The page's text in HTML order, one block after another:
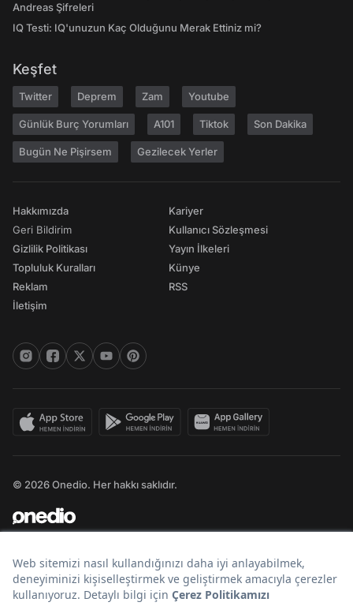
Andreas Şifreleri
IQ Testi: IQ'unuzun Kaç Olduğunu Merak Ettiniz mi?
Keşfet
Twitter Deprem Zam Youtube
Günlük Burç Yorumları A101 Tiktok Son Dakika
Bugün Ne Pişirsem Gezilecek Yerler
Hakkımızda
Geri Bildirim
Gizlilik Politikası
Topluluk Kuralları
Reklam
İletişim
Kariyer
Kullanıcı Sözleşmesi
Yayın İlkeleri
Künye
RSS
© 2026 Onedio. Her hakkı saklıdır.
Bir markasıdır.